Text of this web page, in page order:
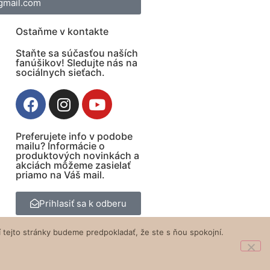
Ostaňme v kontakte
Staňte sa súčasťou naších
fanúšikov! Sledujte nás na
sociálnych sieťach.
Preferujete info v podobe
mailu? Informácie o
produktových novinkách a
akciách môžeme zasielať
priamo na Váš mail.
Prihlasiť sa k odberu
stránky budeme predpokladať, že ste s ňou spokojní.